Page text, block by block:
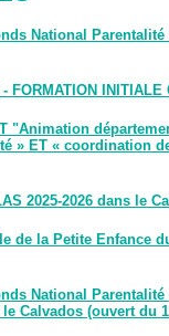
National Parentalité
FORMATION INITIALE
"Animation
» ET « coordination
2025-2026 dans le
de la Petite Enfance
National Parentalité
Calvados (ouvert du